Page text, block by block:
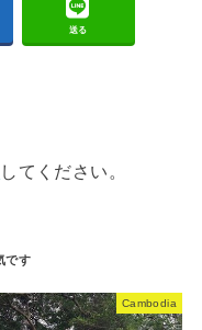
送る
してください。
Cambodia